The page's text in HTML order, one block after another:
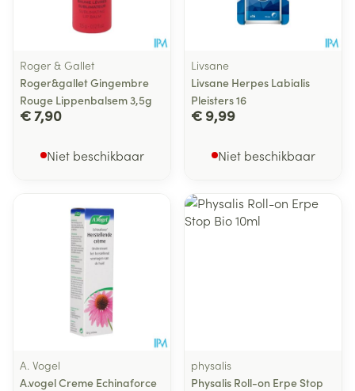
Roger & Gallet
Roger&gallet Gingembre
Rouge Lippenbalsem 3,5g
€ 7,90
Niet beschikbaar
Livsane
Livsane Herpes Labialis
Pleisters 16
€ 9,99
Niet beschikbaar
A. Vogel
A.vogel Creme Echinaforce
physalis
Physalis Roll-on Erpe Stop